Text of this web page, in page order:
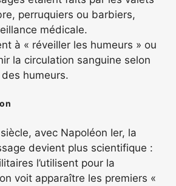
perruquiers ou barbiers,
médicale.
à « réveiller les humeurs » ou
la circulation sanguine selon
humeurs.
avec Napoléon Ier, la
devient plus scientifique :
l’utilisent pour la
voit apparaître les premiers «